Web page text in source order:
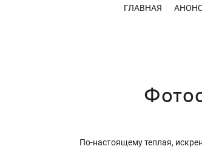
ГЛАВНАЯ
По-настоящему теплая,